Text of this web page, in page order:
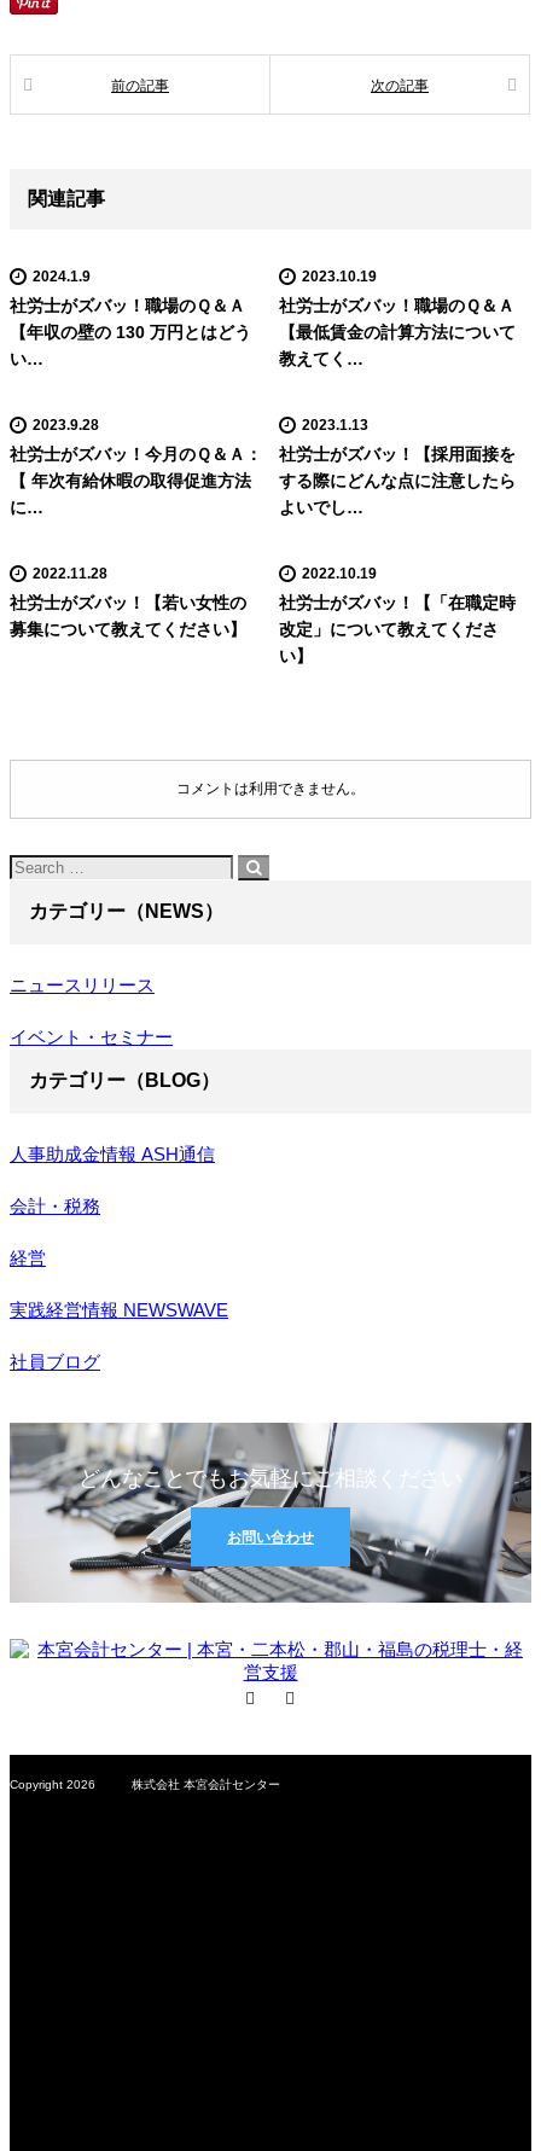
前の記事 次の記事
関連記事
2024.1.9
社労士がズバッ！職場のＱ＆Ａ
【年収の壁の 130 万円とはどう
い…
2023.10.19
社労士がズバッ！職場のＱ＆Ａ
【最低賃金の計算方法について
教えてく…
2023.9.28
社労士がズバッ！今月のＱ＆Ａ：
【 年次有給休暇の取得促進方法
に…
2023.1.13
社労士がズバッ！【採用面接を
する際にどんな点に注意したら
よいでし…
2022.11.28
社労士がズバッ！【若い女性の
募集について教えてください】
2022.10.19
社労士がズバッ！【「在職定時
改定」について教えてくださ
い】
コメントは利用できません。
カテゴリー（NEWS）
ニュースリリース
イベント・セミナー
カテゴリー（BLOG）
人事助成金情報 ASH通信
会計・税務
経営
実践経営情報 NEWSWAVE
社員ブログ
どんなことでもお気軽にご相談ください
お問い合わせ
Facebook
Copyright 2026 株式会社 本宮会計センター